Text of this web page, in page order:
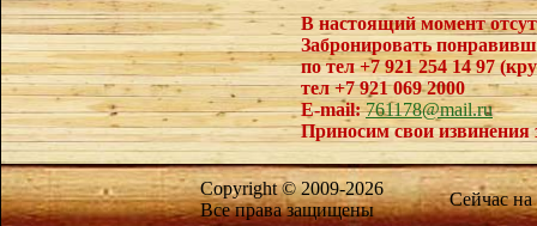
В настоящий момент
Забронировать
по тел +7 921 254 14 97
тел +7 921 069 2000
E-mail:761178@mail.ru
Приносим свои извинения
Copyright © 2009-2026
Все права защищены
Сейчас